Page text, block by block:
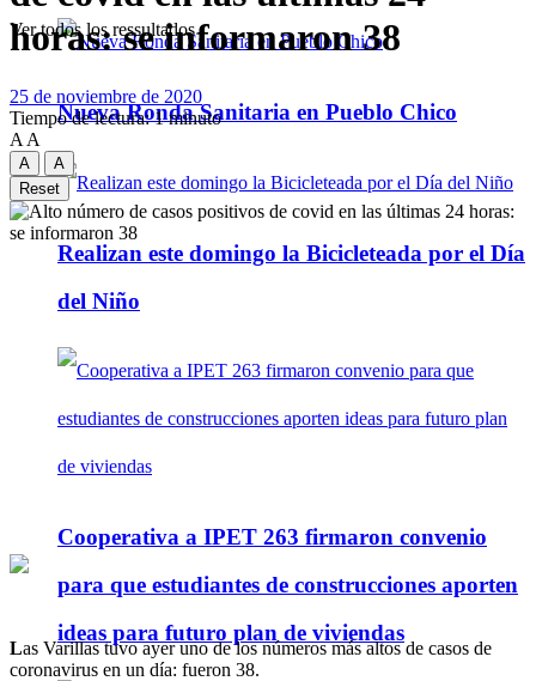
Nueva Ronda Sanitaria en Pueblo Chico
Realizan este domingo la Bicicleteada por el Día
del Niño
Cooperativa a IPET 263 firmaron convenio
para que estudiantes de construcciones aporten
ideas para futuro plan de viviendas
Ver todos los ressultados
horas: se informaron 38
25 de noviembre de 2020
Tiempo de lectura: 1 minuto
A A
A
A
Reset
Las Varillas tuvo ayer uno de los números más altos de casos de
coronavirus en un día: fueron 38.